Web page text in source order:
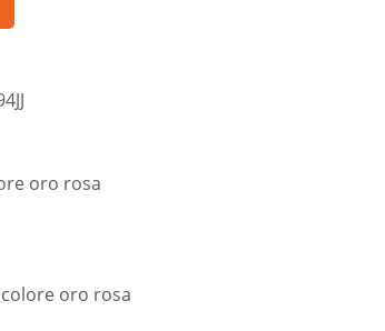
oro rosa
oro rosa